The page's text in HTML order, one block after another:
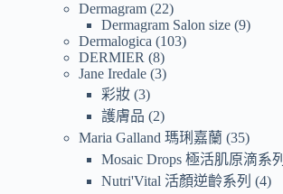
Dermagram 22
Dermagram Salon size 9
Dermalogica
103
DERMIER
8
Jane Iredale 3
彩妝 3
護膚品
2
Maria Galland 瑪琍嘉蘭 35
Mosaic Drops 極活肌原滴系列
Nutri'Vital 活顏逆齡系列
4